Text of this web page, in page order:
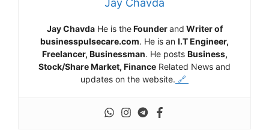
Jay Chavda
Jay ChavdaHe is theFounderand Writer of
businesspulsecare.com. He is an I.T Engineer,
Freelancer, Businessman. He posts Business,
Stock/Share Market, Finance Related News and
updates on the website. 🔗